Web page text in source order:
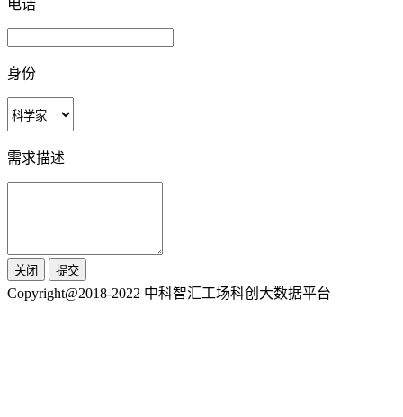
电话
身份
需求描述
关闭 提交
Copyright@2018-2022 中科智汇工场科创大数据平台